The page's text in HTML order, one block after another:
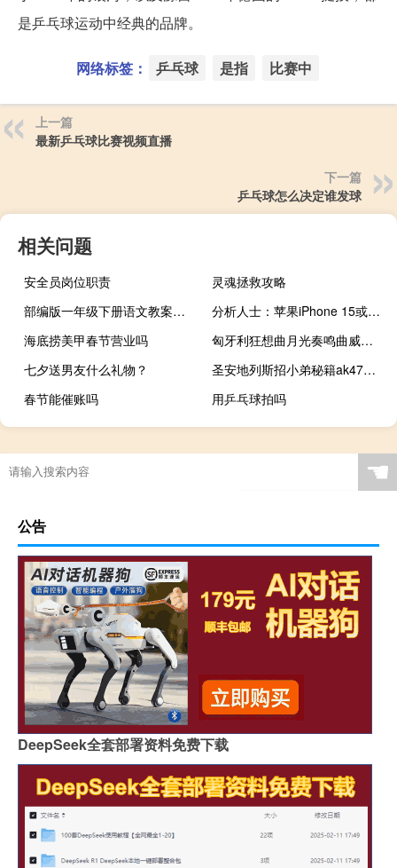
是乒乓球运动中经典的品牌。
网络标签： 乒乓球 是指 比赛中
上一篇
最新乒乓球比赛视频直播
下一篇
乒乓球怎么决定谁发球
相关问题
安全员岗位职责
灵魂拯救攻略
部编版一年级下册语文教案全册带反思（部编版一年级下册语文教案）
分析人士：苹果iPhone 15或改用Type-C充电接口
海底捞美甲春节营业吗
匈牙利狂想曲月光奏鸣曲威尼斯船歌哪个是德国作曲家贝多芬创造的钢琴作品 月光奏鸣曲贝多芬
七夕送男友什么礼物？
圣安地列斯招小弟秘籍ak47（圣安地列斯招小弟秘籍）
春节能催账吗
用乒乓球拍吗
☚
公告
DeepSeek全套部署资料免费下载